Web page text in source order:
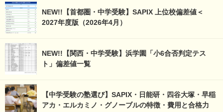
NEW!!【首都圏・中学受験】SAPIX 上位校偏差値＜
2027年度版（2026年4月）
NEW!!【関西・中学受験】浜学園「小6合否判定テス
ト」偏差値一覧
【中学受験の塾選び】SAPIX・日能研・四谷大塚・早稲
アカ・エルカミノ・グノーブルの特徴・費用と合格力